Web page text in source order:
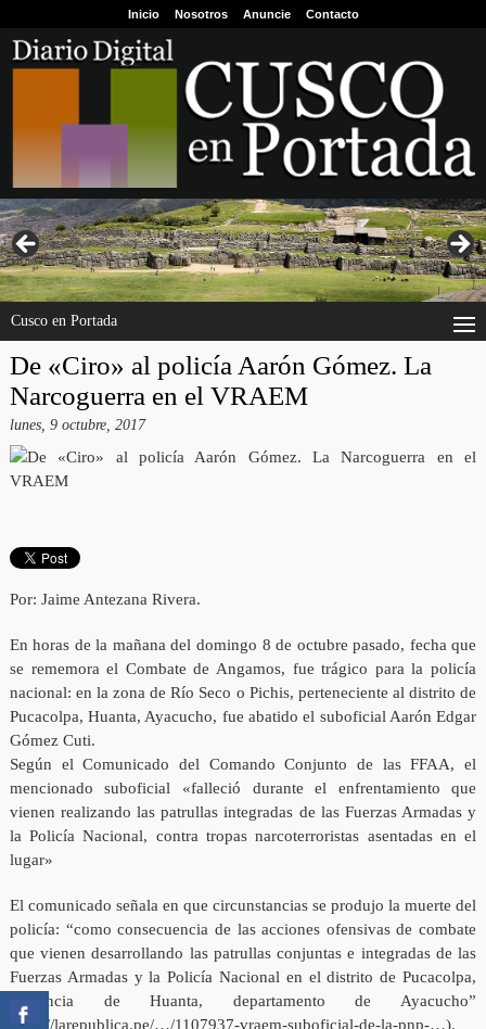
Inicio Nosotros Anuncie Contacto
Cusco en Portada
De «Ciro» al policía Aarón Gómez. La
Narcoguerra en el VRAEM
lunes, 9 octubre, 2017
Por: Jaime Antezana Rivera.
En horas de la mañana del domingo 8 de octubre pasado, fecha que
se rememora el Combate de Angamos, fue trágico para la policía
nacional: en la zona de Río Seco o Pichis, perteneciente al distrito de
Pucacolpa, Huanta, Ayacucho, fue abatido el suboficial Aarón Edgar
Gómez Cuti.
Según el Comunicado del Comando Conjunto de las FFAA, el
mencionado suboficial «falleció durante el enfrentamiento que
vienen realizando las patrullas integradas de las Fuerzas Armadas y
la Policía Nacional, contra tropas narcoterroristas asentadas en el
lugar»
El comunicado señala en que circunstancias se produjo la muerte del
policía: “como consecuencia de las acciones ofensivas de combate
que vienen desarrollando las patrullas conjuntas e integradas de las
Fuerzas Armadas y la Policía Nacional en el distrito de Pucacolpa,
provincia de Huanta, departamento de Ayacucho”
(http://larepublica.pe/…/1107937-vraem-suboficial-de-la-pnp-…).